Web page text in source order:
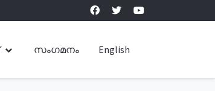
സംഗമനം English